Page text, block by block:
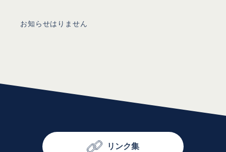
お知らせはりません
リンク集